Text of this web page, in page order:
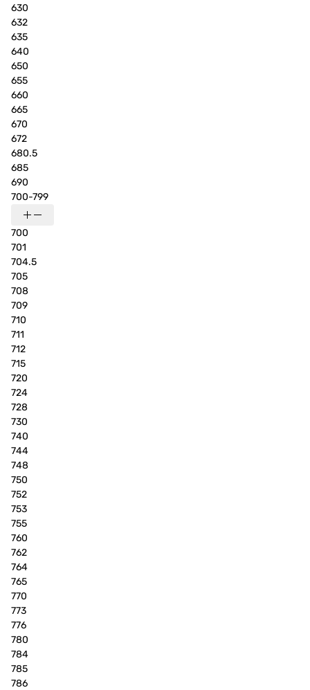
630
632
635
640
650
655
660
665
670
672
680.5
685
690
700-799
700
701
704.5
705
708
709
710
711
712
715
720
724
728
730
740
744
748
750
752
753
755
760
762
764
765
770
773
776
780
784
785
786